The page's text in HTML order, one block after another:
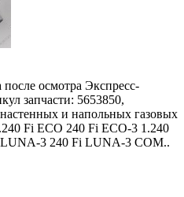
осмотра Экспресс-
запчасти: 5653850,
и напольных газовых
Fi ECO 240 Fi ECO-3 1.240
3 240 Fi LUNA-3 COM..